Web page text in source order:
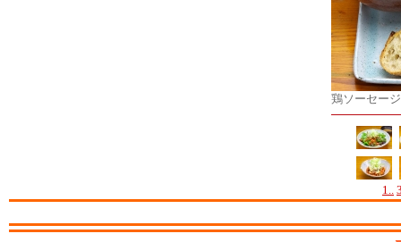
鶏ソーセー
1..